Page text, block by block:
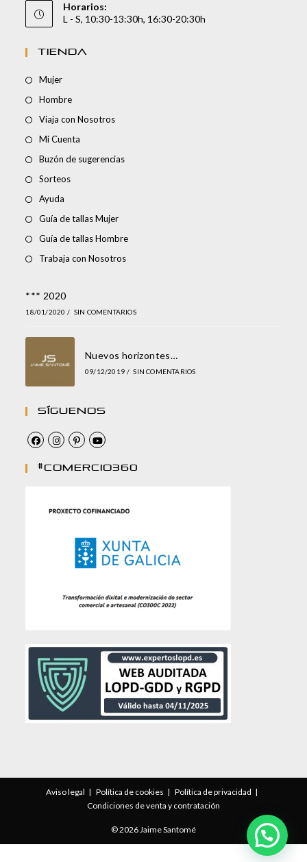
Horarios:
L - S, 10:30-13:30h, 16:30-20:30h
TIENDA
Mujer
Hombre
Viaja con Nosotros
Mi Cuenta
Buzón de sugerencias
Sorteos
Ayuda
Guía de tallas Mujer
Guía de tallas Hombre
Trabaja con Nosotros
*** 2020
18/01/2020 / SIN COMENTARIOS
Nuevos horizontes…
09/12/2019 / SIN COMENTARIOS
Síguenos
#comercio360
Aviso legal Política de cookies
Política de privacidad
Condiciones de venta y contratación
© 2026 Jaime Santomé